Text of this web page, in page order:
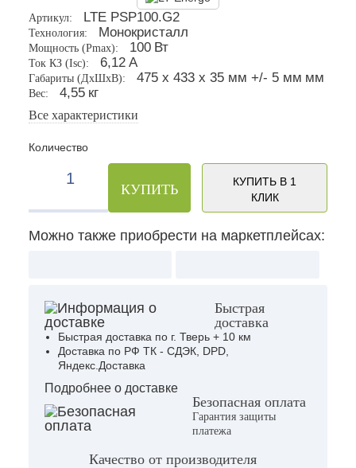
Артикул:
LTE PSP100.G2
Технология: Монокристалл
Мощность (Pmax): 100 Вт
Ток КЗ (Isc): 6,12 А
Габариты (ДxШxВ): 475 х 433 х 35 мм +/- 5 мм мм
Вес: 4,55 кг
Все характеристики
Количество
КУПИТЬ
КУПИТЬ В 1
КЛИК
Можно также приобрести на маркетплейсах:
Быстрая
доставка
Быстрая доставка по г. Тверь + 10 км
Доставка по РФ ТК - СДЭК, DPD,
Яндекс.Доставка
Подробнее о доставке
Безопасная оплата
Гарантия защиты
платежа
Качество от производителя